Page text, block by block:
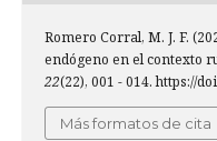
Romero Corral, M. J. F.
endógeno en el contexto
22(22), 001 - 014. https://
Más formatos de cita